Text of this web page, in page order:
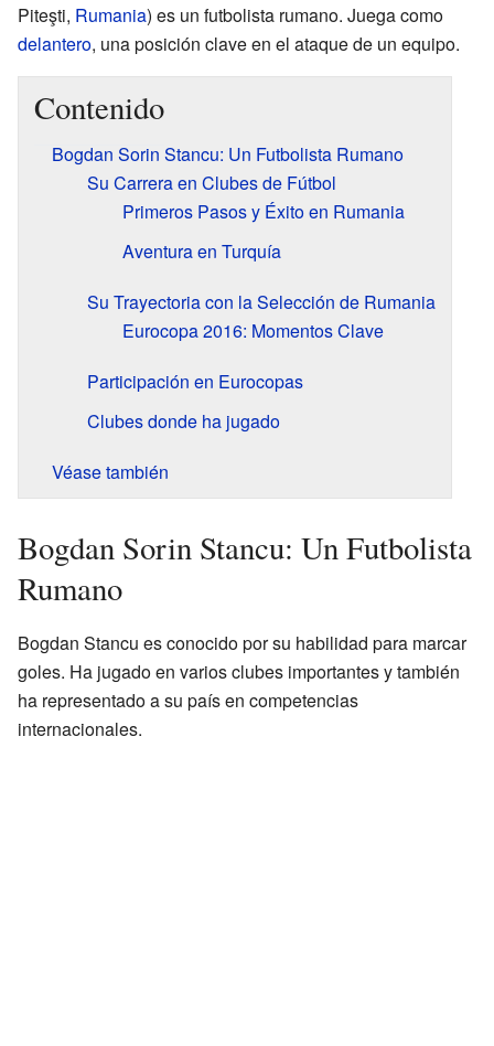
Piteşti, Rumania) es un futbolista rumano. Juega como
delantero, una posición clave en el ataque de un equipo.
Contenido
Bogdan Sorin Stancu: Un Futbolista Rumano
Su Carrera en Clubes de Fútbol
Primeros Pasos y Éxito en Rumania
Aventura en Turquía
Su Trayectoria con la Selección de Rumania
Eurocopa 2016: Momentos Clave
Participación en Eurocopas
Clubes donde ha jugado
Véase también
Bogdan Sorin Stancu: Un Futbolista
Rumano
Bogdan Stancu es conocido por su habilidad para marcar
goles. Ha jugado en varios clubes importantes y también
ha representado a su país en competencias
internacionales.